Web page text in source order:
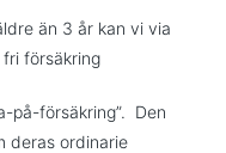
än 3 år kan vi via
försäkring
på-försäkring”. Den
deras ordinarie